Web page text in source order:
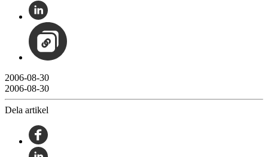
2006-08-30
2006-08-30
Dela artikel